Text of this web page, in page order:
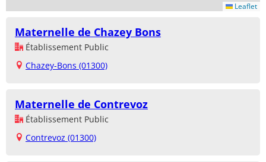
Leaflet
Maternelle de Chazey Bons
Établissement Public
Chazey-Bons (01300)
Maternelle de Contrevoz
Établissement Public
Contrevoz (01300)